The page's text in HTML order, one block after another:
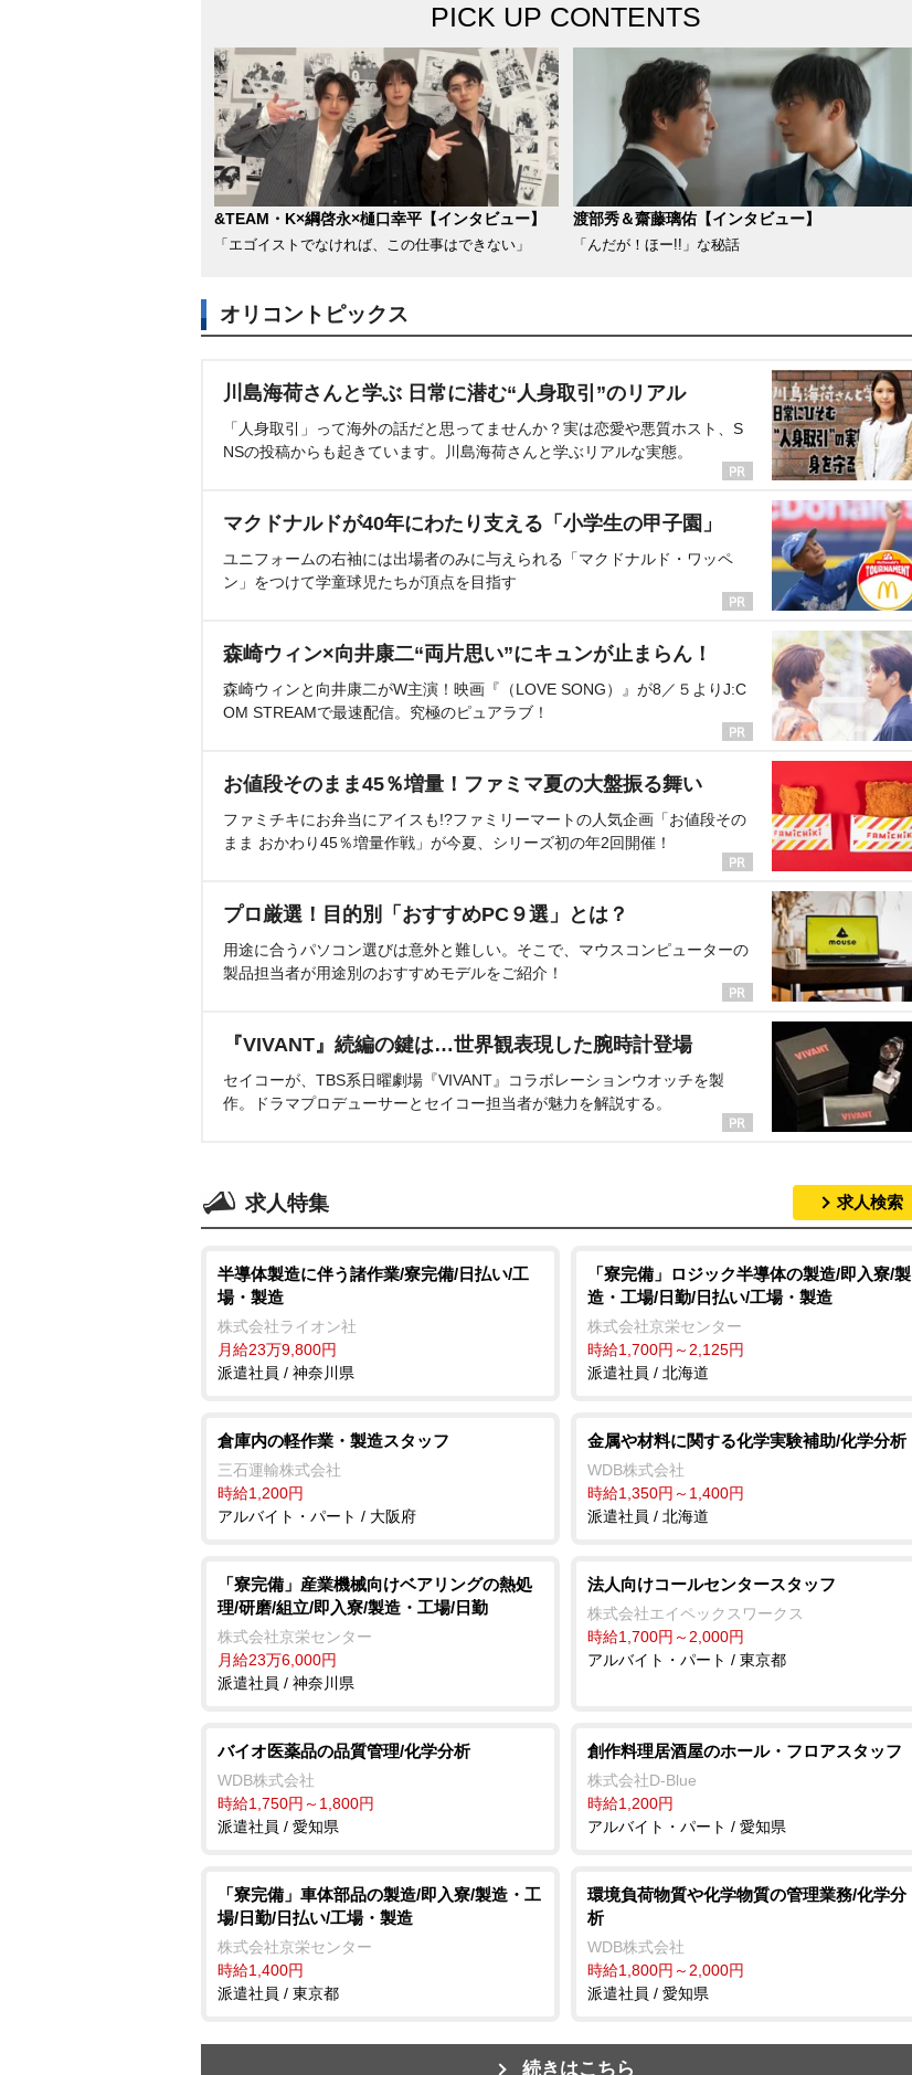
PICK UP CONTENTS
&TEAM・K×綱啓永×樋口幸平【インタビュー】
「エゴイストでなければ、この仕事はできない」
渡部秀＆齋藤璃佑【インタビュー】
「んだが！ほー!!」な秘話
オリコントピックス
川島海荷さんと学ぶ 日常に潜む“人身取引”のリアル
「人身取引」って海外の話だと思ってませんか？実は恋愛や悪質ホスト、S
NSの投稿からも起きています。川島海荷さんと学ぶリアルな実態。
マクドナルドが40年にわたり支える「小学生の甲子園」
ユニフォームの右袖には出場者のみに与えられる「マクドナルド・ワッペ
ン」をつけて学童球児たちが頂点を目指す
森崎ウィン×向井康二“両片思い”にキュンが止まらん！
森崎ウィンと向井康二がW主演！映画『（LOVE SONG）』が8／５よりJ:C
OM STREAMで最速配信。究極のピュアラブ！
お値段そのまま45％増量！ファミマ夏の大盤振る舞い
ファミチキにお弁当にアイスも!?ファミリーマートの人気企画「お値段その
まま おかわり45％増量作戦」が今夏、シリーズ初の年2回開催！
プロ厳選！目的別「おすすめPC９選」とは？
用途に合うパソコン選びは意外と難しい。そこで、マウスコンピューターの
製品担当者が用途別のおすすめモデルをご紹介！
『VIVANT』続編の鍵は…世界観表現した腕時計登場
セイコーが、TBS系日曜劇場『VIVANT』コラボレーションウオッチを製
作。ドラマプロデューサーとセイコー担当者が魅力を解説する。
求人特集 求人検索
半導体製造に伴う諸作業/寮完備/日払い/工
場・製造
株式会社ライオン社
月給23万9,800円
派遣社員 / 神奈川県
「寮完備」ロジック半導体の製造/即入寮/製
造・工場/日勤/日払い/工場・製造
株式会社京栄センター
時給1,700円～2,125円
派遣社員 / 北海道
倉庫内の軽作業・製造スタッフ
三石運輸株式会社
時給1,200円
アルバイト・パート / 大阪府
金属や材料に関する化学実験補助/化学分析
WDB株式会社
時給1,350円～1,400円
派遣社員 / 北海道
「寮完備」産業機械向けベアリングの熱処
理/研磨/組立/即入寮/製造・工場/日勤
株式会社京栄センター
月給23万6,000円
派遣社員 / 神奈川県
法人向けコールセンタースタッフ
株式会社エイペックスワークス
時給1,700円～2,000円
アルバイト・パート / 東京都
バイオ医薬品の品質管理/化学分析
WDB株式会社
時給1,750円～1,800円
派遣社員 / 愛知県
創作料理居酒屋のホール・フロアスタッフ
株式会社D-Blue
時給1,200円
アルバイト・パート / 愛知県
「寮完備」車体部品の製造/即入寮/製造・工
場/日勤/日払い/工場・製造
株式会社京栄センター
時給1,400円
派遣社員 / 東京都
環境負荷物質や化学物質の管理業務/化学分
析
WDB株式会社
時給1,800円～2,000円
派遣社員 / 愛知県
続きはこちら